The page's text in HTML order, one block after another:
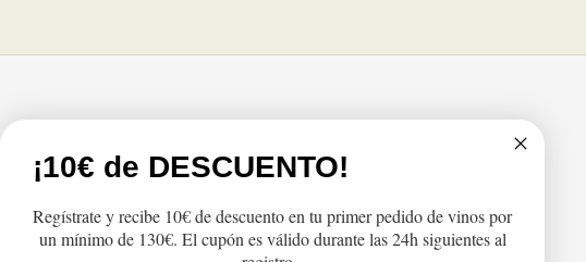
Productos
Lo más vendido Cambios y Devoluciones
¡10€ de DESCUENTO!
Regístrate y recibe 10€ de descuento en tu primer pedido de vinos por
un mínimo de 130€. El cupón es válido durante las 24h siguientes al